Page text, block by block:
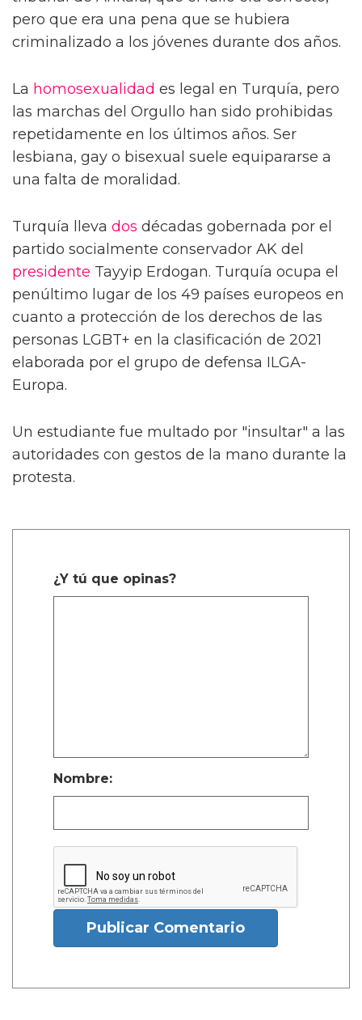
pero que era una pena que se hubiera
criminalizado a los jóvenes durante dos años.
La homosexualidad es legal en Turquía, pero
las marchas del Orgullo han sido prohibidas
repetidamente en los últimos años. Ser
lesbiana, gay o bisexual suele equipararse a
una falta de moralidad.
Turquía lleva dos décadas gobernada por el
partido socialmente conservador AK del
presidente Tayyip Erdogan. Turquía ocupa el
penúltimo lugar de los 49 países europeos en
cuanto a protección de los derechos de las
personas LGBT+ en la clasificación de 2021
elaborada por el grupo de defensa ILGA-
Europa.
Un estudiante fue multado por "insultar" a las
autoridades con gestos de la mano durante la
protesta.
¿Y tú que opinas?
Nombre:
Publicar Comentario